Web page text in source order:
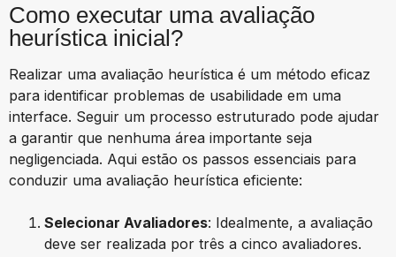
Como executar uma avaliação
heurística inicial?
Realizar uma avaliação heurística é um método eficaz
para identificar problemas de usabilidade em uma
interface. Seguir um processo estruturado pode ajudar
a garantir que nenhuma área importante seja
negligenciada. Aqui estão os passos essenciais para
conduzir uma avaliação heurística eficiente:
Selecionar Avaliadores: Idealmente, a avaliação
deve ser realizada por três a cinco avaliadores.